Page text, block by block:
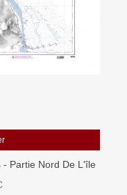
- Partie Nord De L'île
Papier